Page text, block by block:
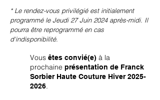
* Le rendez-vous privilégié est initialement
programmé le Jeudi 27 Juin 2024 après-midi. Il
pourra être reprogrammé en cas
d'indisponibilité.
Vous êtes convié(e) à la
prochaine présentation de Franck
Sorbier Haute Couture Hiver2025-
2026.